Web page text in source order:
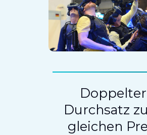
Doppelter
Durchsatz
gleichen